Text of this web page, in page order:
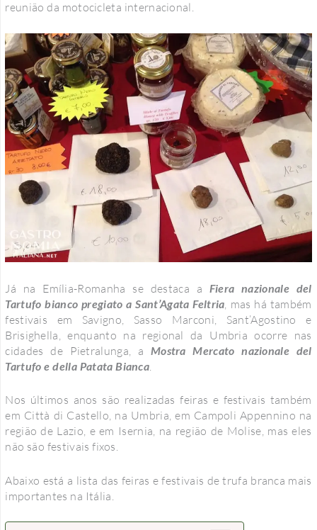
reunião da motocicleta internacional.
Já na Emília-Romanha se destaca a Fiera nazionale del
Tartufo bianco pregiato a Sant’Agata Feltria , mas há também
festivais em Savigno, Sasso Marconi, Sant’Agostino e
Brisighella, enquanto na regional da Umbria ocorre nas
cidades de Pietralunga, a Mostra Mercato nazionale del
Tartufo e della Patata Bianca
Nos últimos anos são realizadas feiras e festivais também
em Città di Castello, na Umbria, em Campoli Appennino na
região de Lazio, e em Isernia, na região de Molise, mas eles
não são festivais fixos.
Abaixo está a lista das feiras e festivais de trufa branca mais
importantes na Itália.